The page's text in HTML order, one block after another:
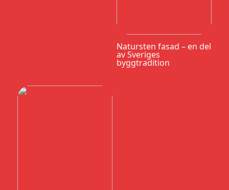
Natursten fasad – en del
av Sveriges
byggtradition